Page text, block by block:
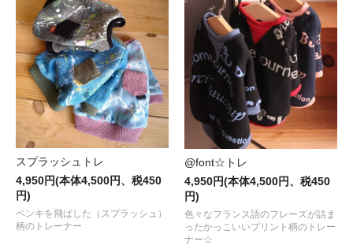
スプラッシュトレ
4,950円(本体4,500円、税450
円)
ペンキを飛ばした（スプラッシュ）
柄のトレーナー
@font☆トレ
4,950円(本体4,500円、税450
円)
色々なフランス語のフレーズが詰ま
ったかっこいいプリント柄のトレー
ナー☆